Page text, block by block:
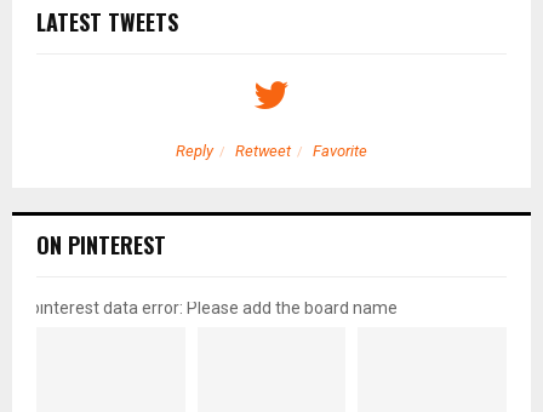
LATEST TWEETS
Reply Retweet Favorite
ON PINTEREST
pinterest data error: Please add the board name